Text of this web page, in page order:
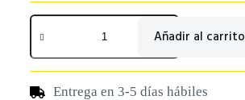
Añadir al carrito
Entrega en 3-5 días hábiles